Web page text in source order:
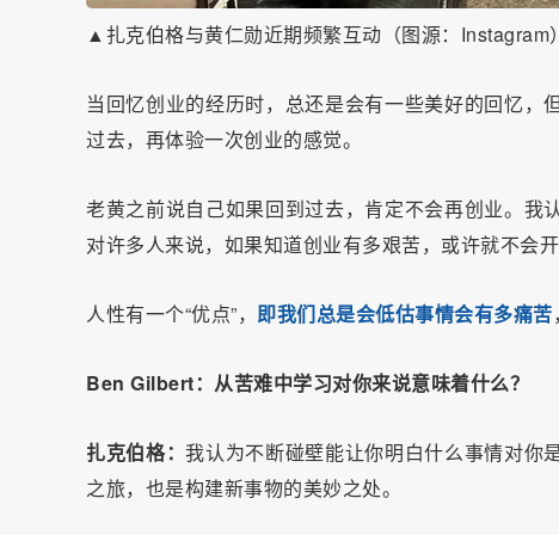
▲扎克伯格与黄仁勋近期频繁互动（图源：Instagram）
当回忆创业的经历时，总还是会有一些美好的回忆
过去，再体验一次创业的感觉。
老黄之前说自己如果回到过去，肯定不会再创业。我
对许多人来说，如果知道创业有多艰苦，或许就不会开
人性有一个“优点”， 即我们总是会低估事情会有多痛苦
Ben Gilbert：从苦难中学习对你来说意味着什么？
扎克伯格：我认为不断碰壁能让你明白什么事情对你
之旅，也是构建新事物的美妙之处。